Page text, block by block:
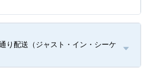
り配送（ジャスト・イン・シーケ